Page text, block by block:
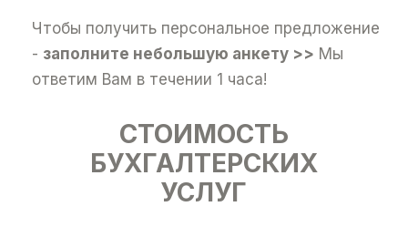
Чтобы получить персональное предложение
- заполните небольшую анкету >> Мы
ответим Вам в течении 1 часа!
СТОИМОСТЬ
БУХГАЛТЕРСКИХ
УСЛУГ